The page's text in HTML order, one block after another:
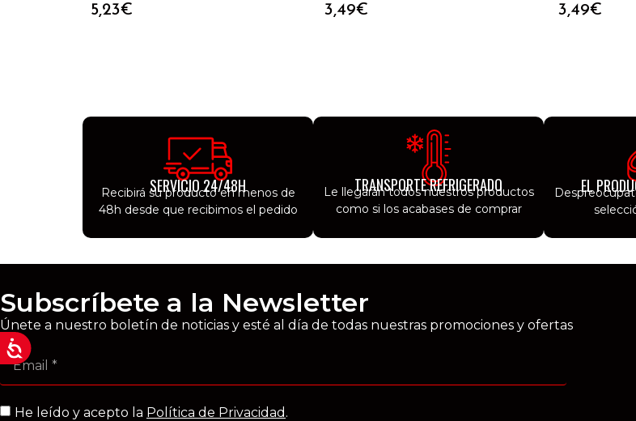
5,23€ 3,49€ 3,49€
SERVICIO 24/48H
Recibirá su producto en menos de
48h desde que recibimos el pedido
TRANSPORTE REFRIGERADO
Le llegarán todos nuestros productos
como si los acabases de comprar
EL
Subscríbete a la Newsletter
Únete a nuestro boletín de noticias y esté al día de todas nuestras promociones y ofertas
He leído y acepto la Política de Privacidad .